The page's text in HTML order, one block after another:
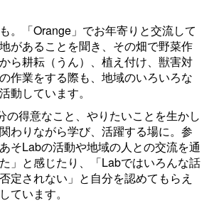
。「Orange」でお年寄りと交流して
があることを聞き、その畑で野菜作
ら耕耘（うん）、植え付け、獣害対
作業をする際も、地域のいろいろな
動しています。
の得意なこと、やりたいことを生かし
わりながら学び、活躍する場に。参
そLabの活動や地域の人との交流を通
」と感じたり、「Labではいろんな話
定されない」と自分を認めてもらえ
ています。